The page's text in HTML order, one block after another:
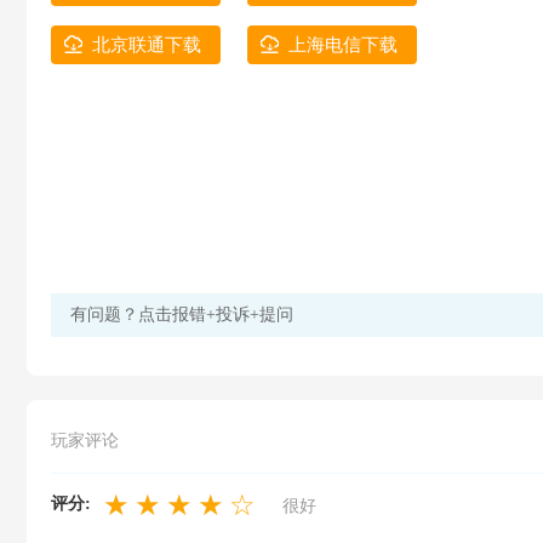
北京联通下载 上海电信下载
有问题？点击报错+投诉+提问
玩家评论
评分: ★ ★ ★ ★ ☆ 很好